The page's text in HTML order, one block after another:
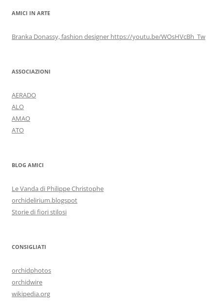
AMICI IN ARTE
Branka Donassy, fashion designer https://youtu.be/WOsHVcBh_Tw
ASSOCIAZIONI
AERADO
ALO
AMAO
ATO
BLOG AMICI
Le Vanda di Philippe Christophe
orchidelirium.blogspot
Storie di fiori stilosi
CONSIGLIATI
orchidphotos
orchidwire
wikipedia.org